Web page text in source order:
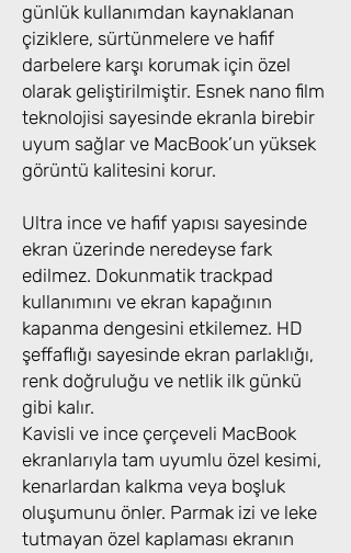
günlük kullanımdan kaynaklanan
çiziklere, sürtünmelere ve hafif
darbelere karşı korumak için özel
olarak geliştirilmiştir. Esnek nano film
teknolojisi sayesinde ekranla birebir
uyum sağlar ve MacBook’un yüksek
görüntü kalitesini korur.
Ultra ince ve hafif yapısı sayesinde
ekran üzerinde neredeyse fark
edilmez. Dokunmatik trackpad
kullanımını ve ekran kapağının
kapanma dengesini etkilemez. HD
şeffaflığı sayesinde ekran parlaklığı,
renk doğruluğu ve netlik ilk günkü
gibi kalır.
Kavisli ve ince çerçeveli MacBook
ekranlarıyla tam uyumlu özel kesimi,
kenarlardan kalkma veya boşluk
oluşumunu önler. Parmak izi ve leke
tutmayan özel kaplaması ekranın